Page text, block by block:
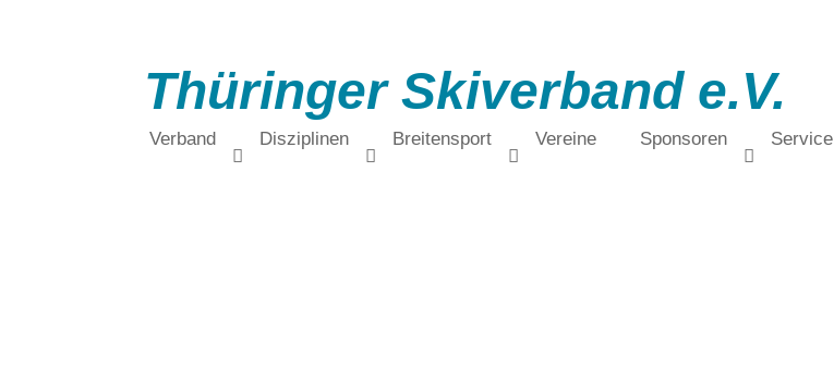
Thüringer Skiverband e.V.
Verband Disziplinen Breitensport Vereine Sponsoren Service